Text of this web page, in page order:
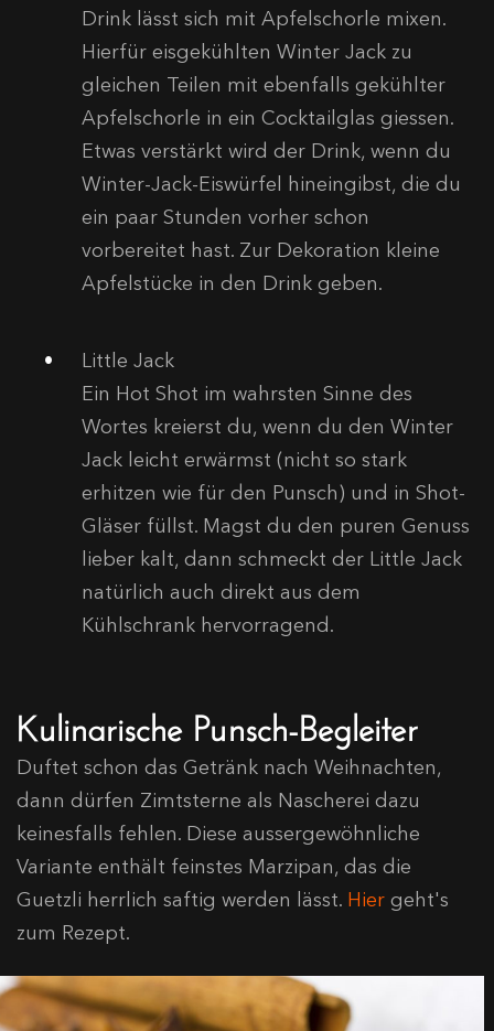
Drink lässt sich mit Apfelschorle mixen.
Hierfür eisgekühlten Winter Jack zu
gleichen Teilen mit ebenfalls gekühlter
Apfelschorle in ein Cocktailglas giessen.
Etwas verstärkt wird der Drink, wenn du
Winter-Jack-Eiswürfel hineingibst, die du
ein paar Stunden vorher schon
vorbereitet hast. Zur Dekoration kleine
Apfelstücke in den Drink geben.
Little Jack
Ein Hot Shot im wahrsten Sinne des
Wortes kreierst du, wenn du den Winter
Jack leicht erwärmst (nicht so stark
erhitzen wie für den Punsch) und in Shot-
Gläser füllst. Magst du den puren Genuss
lieber kalt, dann schmeckt der Little Jack
natürlich auch direkt aus dem
Kühlschrank hervorragend.
Kulinarische Punsch-Begleiter
Duftet schon das Getränk nach Weihnachten,
dann dürfen Zimtsterne als Nascherei dazu
keinesfalls fehlen. Diese aussergewöhnliche
Variante enthält feinstes Marzipan, das die
Guetzli herrlich saftig werden lässt. Hier geht's
zum Rezept.